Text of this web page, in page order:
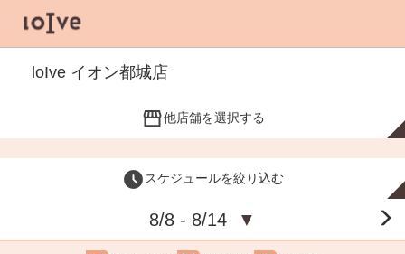
loIve イオン都城店
他店舗を選択する
スケジュールを絞り込む
8/8 - 8/14 ▼